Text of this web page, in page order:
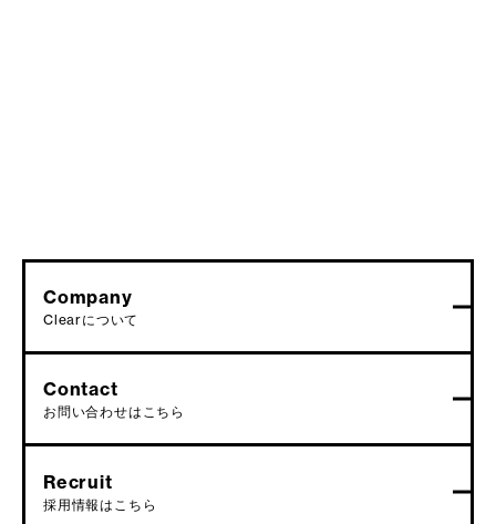
Company
Clearについて
Contact
お問い合わせはこちら
Recruit
採用情報はこちら